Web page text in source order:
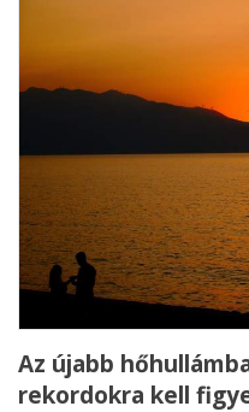
Az újabb
rekordokra kell